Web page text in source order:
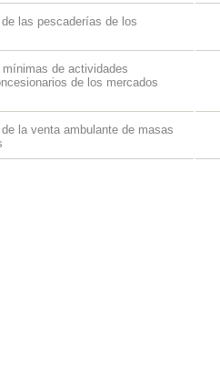
las pescaderías de los
de actividades
de los mercados
la venta ambulante de masas